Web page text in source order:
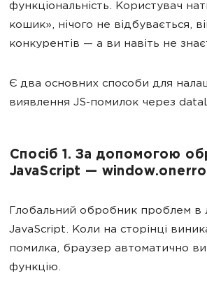
функціональність. Користувач
кошик», нічого не відбувається,
конкурентів — а ви навіть не
Є два основних способи для
виявлення JS-помилок через
Спосіб 1. За допомогою
JavaScript —
Глобальний обробник проблем в
JavaScript. Коли на сторінці
помилка, браузер автоматично
функцію.